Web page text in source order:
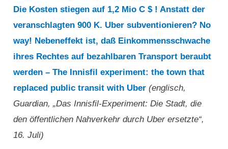
Die Kosten stiegen auf 1,2 Mio C $ ! Anstatt der
veranschlagten 900 K. Uber subventionieren? No
way! Nebeneffekt ist, daß Einkommensschwache
ihres Rechtes auf bezahlbaren Transport beraubt
werden – The Innisfil experiment: the town that
replaced public transit with Uber (englisch,
Guardian, „Das Innisfil-Experiment: Die Stadt, die
den öffentlichen Nahverkehr durch Uber ersetzte“,
16. Juli)